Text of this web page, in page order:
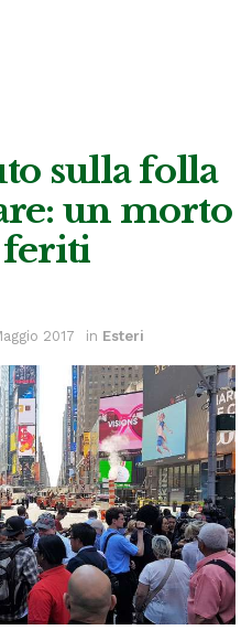
sulla folla
un morto
feriti
2017 in Esteri